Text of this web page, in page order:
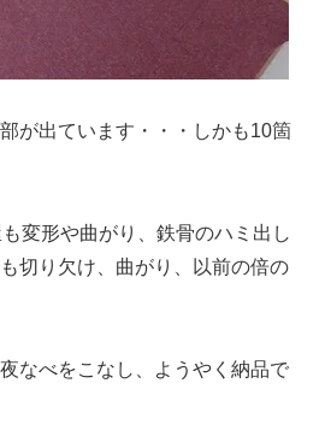
が出ています・・・しかも10箇
変形や曲がり、鉄骨のハミ出し
切り欠け、曲がり、以前の倍の
なべをこなし、ようやく納品で